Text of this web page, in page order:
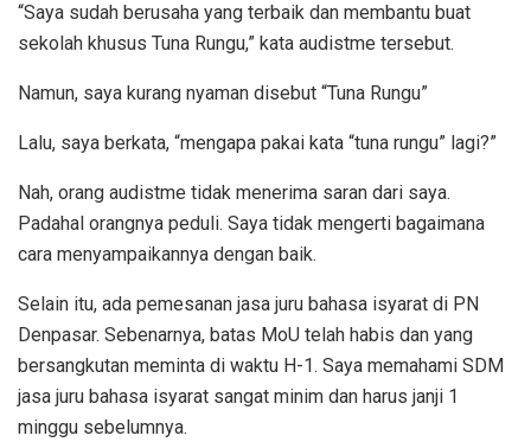
“Saya sudah berusaha yang terbaik dan membantu buat
sekolah khusus Tuna Rungu,” kata audistme tersebut.
Namun, saya kurang nyaman disebut “Tuna Rungu”
Lalu, saya berkata, “mengapa pakai kata “tuna rungu” lagi?”
Nah, orang audistme tidak menerima saran dari saya.
Padahal orangnya peduli. Saya tidak mengerti bagaimana
cara menyampaikannya dengan baik.
Selain itu, ada pemesanan jasa juru bahasa isyarat di PN
Denpasar. Sebenarnya, batas MoU telah habis dan yang
bersangkutan meminta di waktu H-1. Saya memahami SDM
jasa juru bahasa isyarat sangat minim dan harus janji 1
minggu sebelumnya.